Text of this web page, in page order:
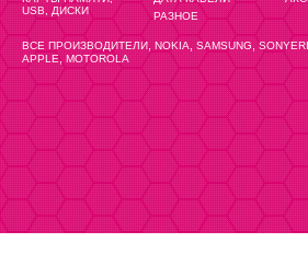
USB, ДИСКИ
РАЗНОЕ
ВСЕ ПРОИЗВОДИТЕЛИ,NOKIA,SAMSUNG,
APPLE,MOTOROLA